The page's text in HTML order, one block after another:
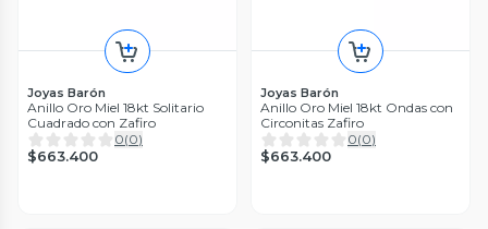
Joyas Barón
Anillo Oro Miel 18kt Solitario
Cuadrado con Zafiro
0(0)
$663.400
Joyas Barón
Anillo Oro Miel 18kt Ondas con
Circonitas Zafiro
0(0)
$663.400